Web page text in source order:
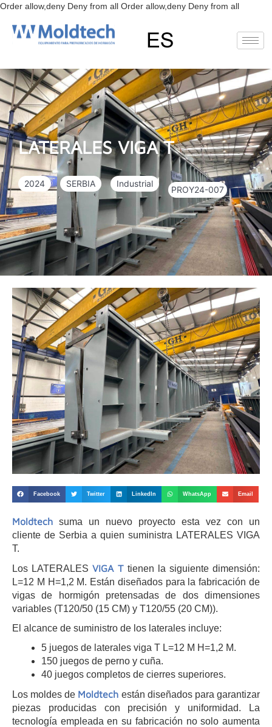
Order allow,deny Deny from all Order allow,deny Deny from allIr
ES
Deutsch(Alemán)
LATERALES VIGA T
2024 SERBIA Industrial
PROY24-007
Facebook Twitter LinkedIn WhatsApp Email
Moldtech suma un nuevo proyecto esta vez con un
cliente de Serbia a quien suministra LATERALES VIGA
T.
Los LATERALESVIGA Ttienen la siguiente dimensión:
L=12 M H=1,2 M. Están diseñados para la fabricación de
vigas de hormigón pretensadas de dos dimensiones
variables (T120/50 (15 CM) y T120/55 (20 CM)).
El alcance de suministro de los laterales incluye:
5 juegos de laterales viga T L=12 M H=1,2 M.
150 juegos de perno y cuña.
40 juegos completos de cierres superiores.
Los moldes de Moldtech están diseñados para garantizar
piezas producidas con precisión y uniformidad. La
tecnología empleada en su fabricación no solo aumenta